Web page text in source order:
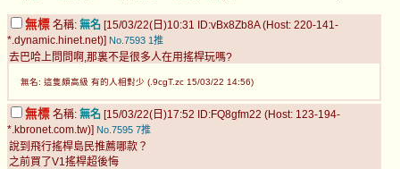
無標 名稱: 無名 [15/03/22(日)10:31 ID:vBx8Zb8A (Host: 220-141-
*.dynamic.hinet.net)] No.7593 1推
去巴哈上問問啊,那裏不是很多人在用搖桿玩嗎?
無名: 這隻頗高級 有的人相對少 (.9cgT.zc 15/03/22 14:56)
無標 名稱: 無名 [15/03/22(日)17:52 ID:FQ8gfm22 (Host: 123-194-
*.kbronet.com.tw)] No.7595 7推
說到飛行搖桿島民推薦哪款？
之前買了V1搖桿超後悔